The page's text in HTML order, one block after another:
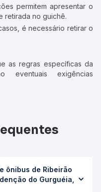
permitem apresentar o
retirada no guichê.
é necessário retirar o
as regras específicas da
eventuais exigências
ônibus de Ribeirão
do Gurguéia,